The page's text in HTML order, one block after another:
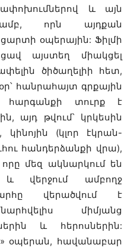
և այն
որն այդքան
օպերային: Ֆիլմի
այստեղ միակցել
ծիծաղելիի հետ,
հանրահայտ գրքային
հարգանքի տուրք է
այդ թվում՝ կրկեսին
կինոյին (կլոր էկրան-
հանդերձանքի վրա),
մեզ ակնարկում են
վերջում ամբողջ
վերածվում է
միմյանց
և հերոսներին:
օպերան, հավանաբար